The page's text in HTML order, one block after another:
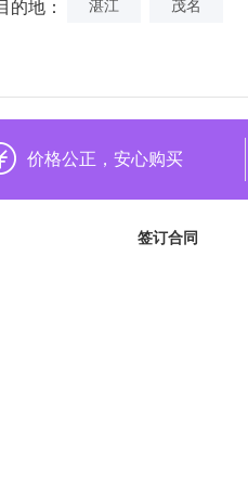
的地： 湛江 茂名
价格公正，安心购买
签订合同